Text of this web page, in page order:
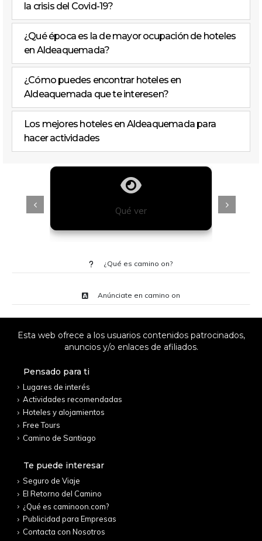
la crisis del Covid-19?
¿Qué época es la de mayor ocupación de hoteles
en Aldeaquemada?
¿Cómo puedes encontrar hoteles en
Aldeaquemada que te interesen?
Los mejores hoteles en Aldeaquemada para
hacer actividades
Qué ver
¿Qué es camino on?
Anúnciate en camino on
Esta web ofrece a los usuarios contenidos patrocinados,
anuncios y/o enlaces de afiliados.
Pensado para ti
Lugares de interés
Actividades recomendadas
Hoteles y alojamientos
Free Tours
Camino de Santiago
Te puede interesar
Seguro de Viaje
El Retorno del Camino
¿Qué es caminoon.com?
Publicidad para Empresas
Contacta con Nosotros